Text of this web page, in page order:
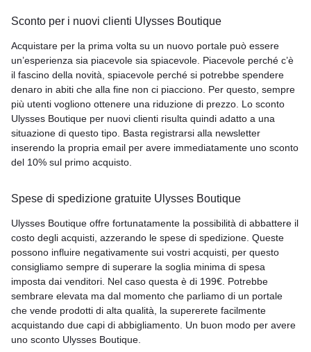
Sconto per i nuovi clienti Ulysses Boutique
Acquistare per la prima volta su un nuovo portale può essere
un’esperienza sia piacevole sia spiacevole. Piacevole perché c’è
il fascino della novità, spiacevole perché si potrebbe spendere
denaro in abiti che alla fine non ci piacciono. Per questo, sempre
più utenti vogliono ottenere una riduzione di prezzo. Lo sconto
Ulysses Boutique per nuovi clienti risulta quindi adatto a una
situazione di questo tipo. Basta registrarsi alla newsletter
inserendo la propria email per avere immediatamente uno sconto
del 10% sul primo acquisto.
Spese di spedizione gratuite Ulysses Boutique
Ulysses Boutique offre fortunatamente la possibilità di abbattere il
costo degli acquisti, azzerando le spese di spedizione. Queste
possono influire negativamente sui vostri acquisti, per questo
consigliamo sempre di superare la soglia minima di spesa
imposta dai venditori. Nel caso questa è di 199€. Potrebbe
sembrare elevata ma dal momento che parliamo di un portale
che vende prodotti di alta qualità, la supererete facilmente
acquistando due capi di abbigliamento. Un buon modo per avere
uno sconto Ulysses Boutique.